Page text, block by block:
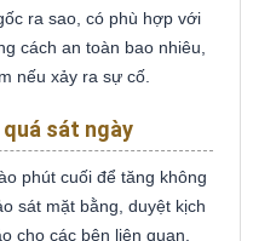
ra sao, có phù hợp với
cách an toàn bao nhiêu,
nếu xảy ra sự cố.
sát ngày
phút cuối để tăng không
sát mặt bằng, duyệt kịch
cho các bên liên quan.